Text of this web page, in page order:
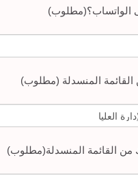
الواتساب؟(مطلوب)
القائمة المنسدلة (مطلوب)
من القائمة المنسدلة(مطلوب)